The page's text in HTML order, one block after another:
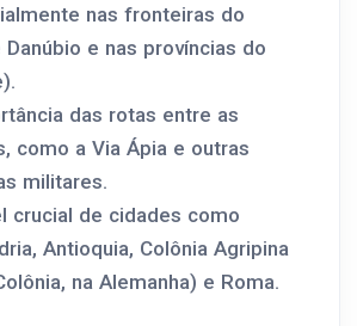
nas fronteiras do
Danúbio e nas províncias do
das rotas entre as
como a Via Ápia e outras
militares.
crucial de cidades como
Antioquia, Colônia Agripina
na Alemanha) e Roma.